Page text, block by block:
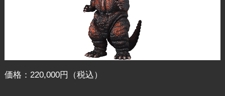
価格：220,000円（税込）